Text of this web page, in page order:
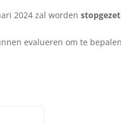
2024 zal wordenstopgezet
evalueren om te